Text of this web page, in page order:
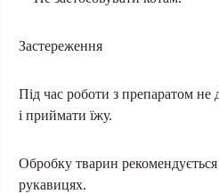
Застереження
Під час роботи з препаратом не
і приймати їжу.
Обробку тварин
рукавицях.